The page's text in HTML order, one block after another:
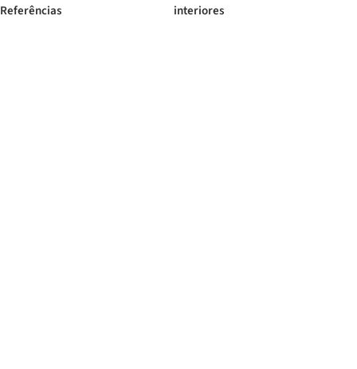
Referências interiores